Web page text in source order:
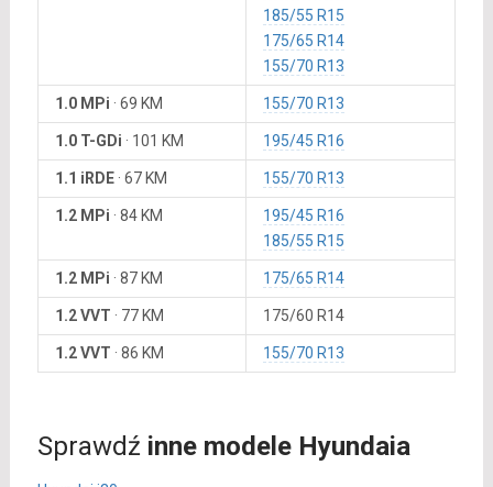
185/55 R15
175/65 R14
155/70 R13
1.0 MPi · 69 KM 155/70 R13
1.0 T-GDi · 101 KM 195/45 R16
1.1 iRDE· 67 KM 155/70 R13
1.2 MPi · 84 KM
195/45 R16
185/55 R15
1.2 MPi · 87 KM 175/65 R14
1.2 VVT · 77 KM 175/60 R14
1.2 VVT · 86 KM 155/70 R13
Sprawdź inne modele Hyundaia